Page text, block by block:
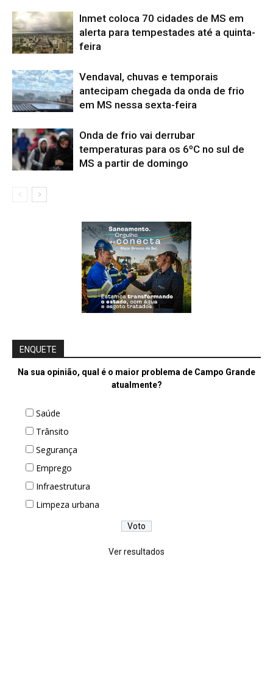
Inmet coloca 70 cidades de MS em
alerta para tempestades até a quinta-
feira
Vendaval, chuvas e temporais
antecipam chegada da onda de frio
em MS nessa sexta-feira
Onda de frio vai derrubar
temperaturas para os 6ºC no sul de
MS a partir de domingo
ENQUETE
Na sua opinião, qual é o maior problema de Campo Grande
atualmente?
Saúde
Trânsito
Segurança
Emprego
Infraestrutura
Limpeza urbana
Ver resultados